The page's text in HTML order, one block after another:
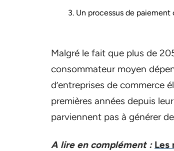
3. Un processus de
Malgré le fait que plus de
consommateur moyen
d’entreprises de commerce
premières années depuis
parviennent pas à générer
A lire en complément : Les